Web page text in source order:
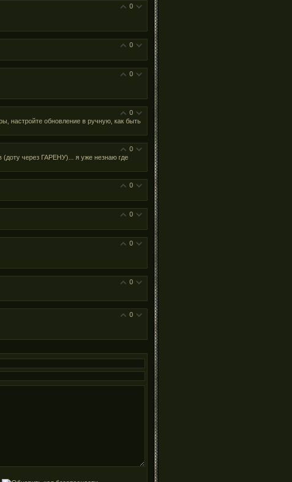
0
0
0
0
настройте обновление в ручную, как быть
0
через ГАРЕНУ)... я уже незнаю где
0
0
0
0
0